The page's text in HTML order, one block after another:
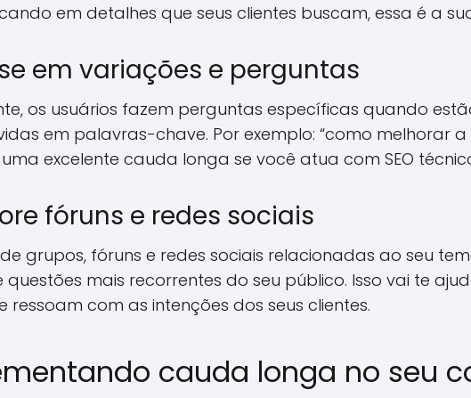
em detalhes que seus clientes buscam, essa é a
em variações e perguntas
os usuários fazem perguntas específicas quando
em palavras-chave. Por exemplo: “como melhorar
excelente cauda longa se você atua com SEO
fóruns e redes sociais
grupos, fóruns e redes sociais relacionadas ao seu
questões mais recorrentes do seu público. Isso vai te
ressoam com as intenções dos seus clientes.
cauda longa no seu